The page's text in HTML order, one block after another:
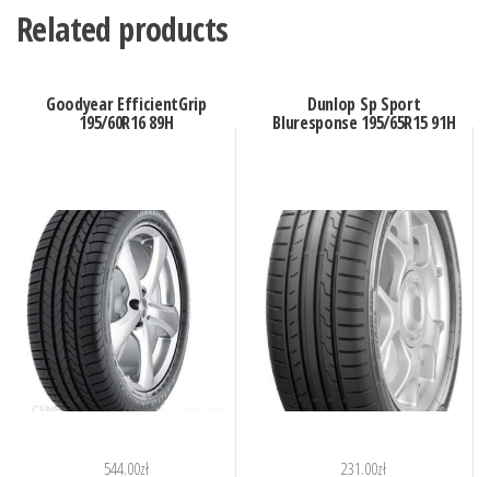
Related products
Goodyear EfficientGrip
195/60R16 89H
544.00zł
Dunlop Sp Sport
Bluresponse 195/65R15 91H
231.00zł